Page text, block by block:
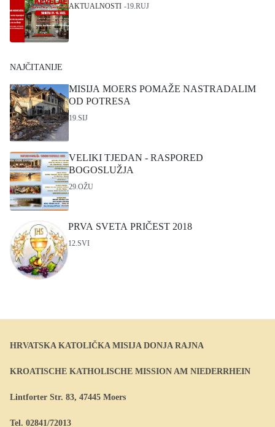
AKTUALNOSTI 19.RUJ
NAJČITANIJE
MISIJA MOERS POMAŽE NASTRADALIM
OD POTRESA
19.SIJ
VELIKI TJEDAN - RASPORED
BOGOSLUŽJA
29.OŽU
PRVA SVETA PRIČEST 2018
12.SVI
HRVATSKA KATOLIČKA MISIJA DONJA RAJNA
KROATISCHE KATHOLISCHE MISSION AM NIEDERRHEIN
Lintforter Str. 83, 47445 Moers
Tel. 02841/72013